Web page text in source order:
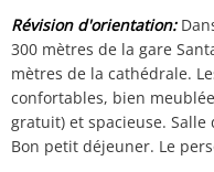
Révision d'orientation:
300 mètres de la gare
mètres de la cathédrale.
confortables, bien
gratuit) et spacieuse.
Bon petit déjeuner. Le